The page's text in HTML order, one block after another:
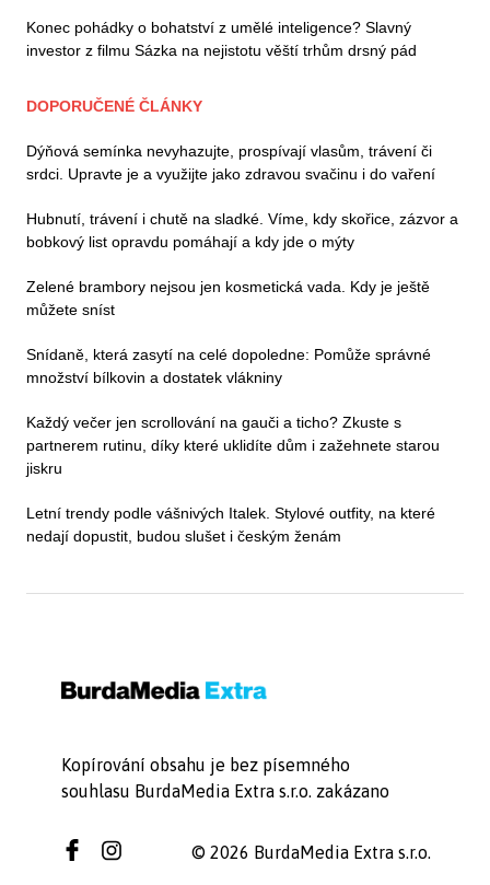
Konec pohádky o bohatství z umělé inteligence? Slavný
investor z filmu Sázka na nejistotu věští trhům drsný pád
DOPORUČENÉ ČLÁNKY
Dýňová semínka nevyhazujte, prospívají vlasům, trávení či
srdci. Upravte je a využijte jako zdravou svačinu i do vaření
Hubnutí, trávení i chutě na sladké. Víme, kdy skořice, zázvor a
bobkový list opravdu pomáhají a kdy jde o mýty
Zelené brambory nejsou jen kosmetická vada. Kdy je ještě
můžete sníst
Snídaně, která zasytí na celé dopoledne: Pomůže správné
množství bílkovin a dostatek vlákniny
Každý večer jen scrollování na gauči a ticho? Zkuste s
partnerem rutinu, díky které uklidíte dům i zažehnete starou
jiskru
Letní trendy podle vášnivých Italek. Stylové outfity, na které
nedají dopustit, budou slušet i českým ženám
Kopírování obsahu je bez písemného
souhlasu BurdaMedia Extra s.r.o. zakázano
© 2026 BurdaMedia Extra s.r.o.